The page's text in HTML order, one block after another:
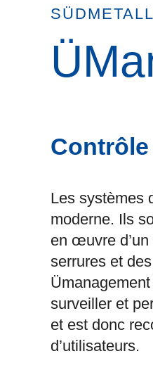
SÜDMETALL
Les systèmes
moderne. Ils
en œuvre
serrures et
surveiller et
et est donc
d’utilisateurs.